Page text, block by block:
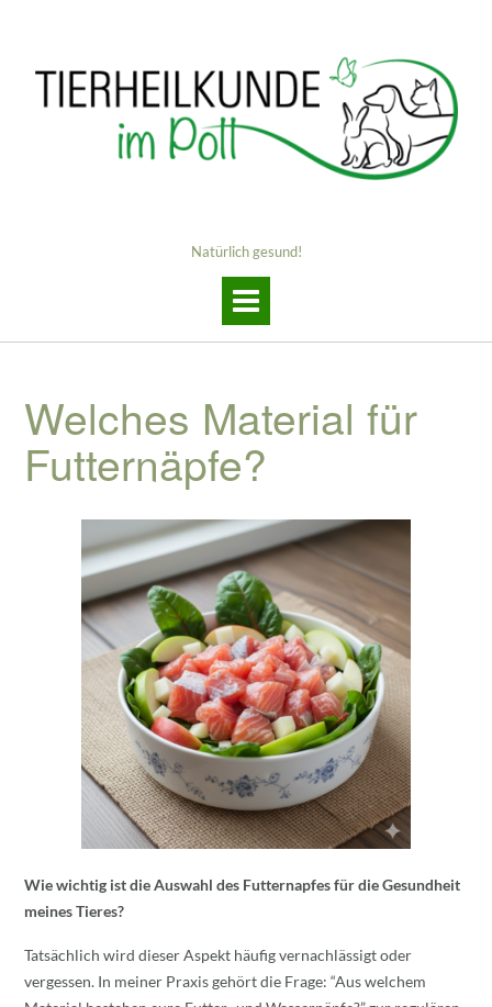
Natürlich gesund!
Welches Material für
Futternäpfe?
Wie wichtig ist die Auswahl des Futternapfes für die Gesundheit
meines Tieres?
Tatsächlich wird dieser Aspekt häufig vernachlässigt oder
vergessen. In meiner Praxis gehört die Frage: “Aus welchem